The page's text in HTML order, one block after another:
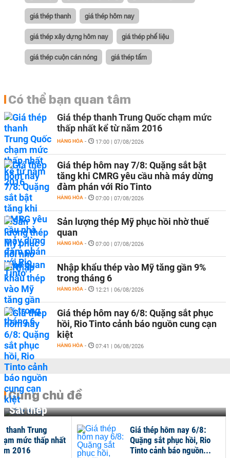
giá thép thanh giá thép hôm nay
giá thép xây dựng hôm nay giá thép phế liệu
giá thép cuộn cán nóng giá thép tấm
Có thể bạn quan tâm
Giá thép thanh Trung Quốc chạm mức
thấp nhất kể từ năm 2016
HÀNG HÓA - 17:00 | 07/08/2026
Giá thép hôm nay 7/8: Quặng sắt bật
tăng khi CMRG yêu cầu nhà máy dừng
đàm phán với Rio Tinto
HÀNG HÓA - 07:00 | 07/08/2026
Sản lượng thép Mỹ phục hồi nhờ thuế
quan
HÀNG HÓA - 07:00 | 07/08/2026
Nhập khẩu thép vào Mỹ tăng gần 9%
trong tháng 6
HÀNG HÓA - 12:21 | 06/08/2026
Giá thép hôm nay 6/8: Quặng sắt phục
hồi, Rio Tinto cảnh báo nguồn cung cạn
kiệt
HÀNG HÓA - 07:41 | 06/08/2026
Cùng chủ đề
Sắt thép
thanh Trung
mức thấp nhất
2016
Giá thép hôm nay 6/8:
Quặng sắt phục hồi, Rio
Tinto cảnh báo nguồn...